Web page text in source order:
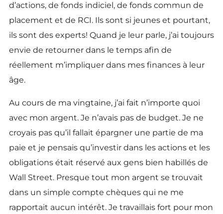
d’actions, de fonds indiciel, de fonds commun de
placement et de RCI. Ils sont si jeunes et pourtant,
ils sont des experts! Quand je leur parle, j’ai toujours
envie de retourner dans le temps afin de
réellement m’impliquer dans mes finances à leur
âge.
Au cours de ma vingtaine, j’ai fait n’importe quoi
avec mon argent. Je n’avais pas de budget. Je ne
croyais pas qu’il fallait épargner une partie de ma
paie et je pensais qu’investir dans les actions et les
obligations était réservé aux gens bien habillés de
Wall Street. Presque tout mon argent se trouvait
dans un simple compte chèques qui ne me
rapportait aucun intérêt. Je travaillais fort pour mon